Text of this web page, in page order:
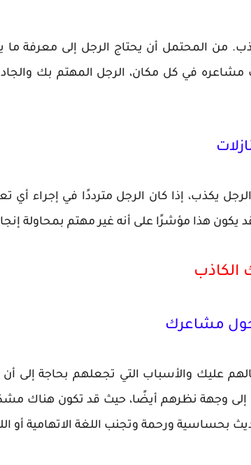
من المحتمل أن يحتاج الرجل إلى معرفة ما
مشاعره في كل مكان، الرجل المهتم بك
يكذب، إذا كان الرجل مترددًا في إجراء أي
يكون هذا مؤشرًا على أنه غير مهتم بمحاولة
مشاعرك
عليك والأسباب التي تجعلهم بحاجة إلى أن
إلى وجهة نظرهم أيضًا، حيث قد تكون هناك
بحساسية ورحمة وتجنب اللغة الاتهامية أو